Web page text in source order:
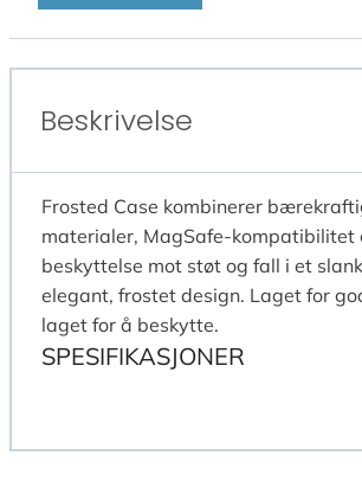
iPhone
Air
antall
Beskrivelse
Frosted Case kombinerer
materialer, MagSafe-kompatibilitet
beskyttelse mot støt og fall i et
elegant, frostet design. Laget for
laget for å beskytte.
SPESIFIKASJONER